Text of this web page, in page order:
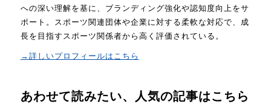
への深い理解を基に、ブランディング強化や認知度向上をサ
ポート。スポーツ関連団体や企業に対する柔軟な対応で、成
長を目指すスポーツ関係者から高く評価されている。
→詳しいプロフィールはこちら
あわせて読みたい、人気の記事はこちら